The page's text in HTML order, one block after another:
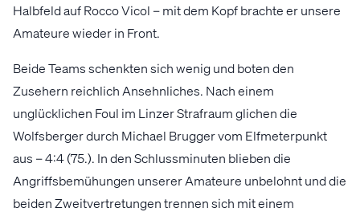
Halbfeld auf Rocco Vicol – mit dem Kopf brachte er unsere
Amateure wieder in Front.
Beide Teams schenkten sich wenig und boten den
Zusehern reichlich Ansehnliches. Nach einem
unglücklichen Foul im Linzer Strafraum glichen die
Wolfsberger durch Michael Brugger vom Elfmeterpunkt
aus – 4:4 (75.). In den Schlussminuten blieben die
Angriffsbemühungen unserer Amateure unbelohnt und die
beiden Zweitvertretungen trennen sich mit einem